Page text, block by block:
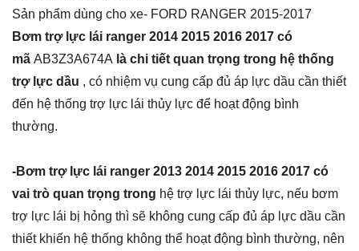
Sản phẩm dùng cho xe- FORD RANGER 2015-2017
Bơm trợ lực lái ranger 2014 2015 2016 2017 có
mã AB3Z3A674A là chi tiết quan trọng trong hệ thống
trợ lực dầu , có nhiệm vụ cung cấp đủ áp lực dầu cần thiết
đến hệ thống trợ lực lái thủy lực để hoạt động bình
thường.
-Bơm trợ lực lái ranger 2013 2014 2015 2016 2017 có
vai trò quan trọng trong hệ trợ lực lái thủy lực, nếu bơm
trợ lực lái bị hỏng thì sẽ không cung cấp đủ áp lực dầu cần
thiết khiến hệ thống không thể hoạt động bình thường, nên